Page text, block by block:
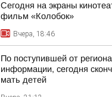
Сегодня на экраны
фильм «Колобок»
Вчера, 18:46
По поступившей от
информации, сегодня
мать детей